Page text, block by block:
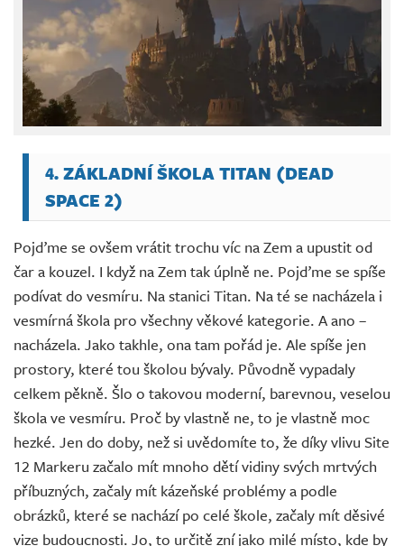
4. ZÁKLADNÍ ŠKOLA TITAN (DEAD
SPACE 2)
Pojďme se ovšem vrátit trochu víc na Zem a upustit od
čar a kouzel. I když na Zem tak úplně ne. Pojďme se spíše
podívat do vesmíru. Na stanici Titan. Na té se nacházela i
vesmírná škola pro všechny věkové kategorie. A ano –
nacházela. Jako takhle, ona tam pořád je. Ale spíše jen
prostory, které tou školou bývaly. Původně vypadaly
celkem pěkně. Šlo o takovou moderní, barevnou, veselou
škola ve vesmíru. Proč by vlastně ne, to je vlastně moc
hezké. Jen do doby, než si uvědomíte to, že díky vlivu Site
12 Markeru začalo mít mnoho dětí vidiny svých mrtvých
příbuzných, začaly mít kázeňské problémy a podle
obrázků, které se nachází po celé škole, začaly mít děsivé
vize budoucnosti. Jo, to určitě zní jako milé místo, kde by